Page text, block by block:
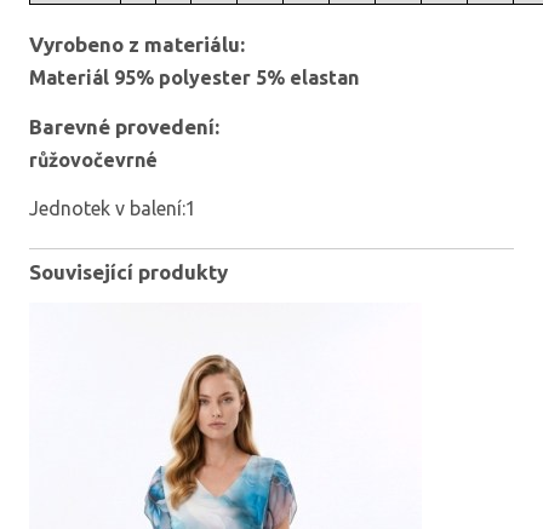
Vyrobeno z materiálu:
Materiál 95% polyester 5% elastan
Barevné provedení:
růžovočevrné
Jednotek v balení:1
Související produkty